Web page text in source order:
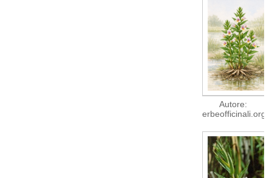
Autore:
erbeofficinali.org